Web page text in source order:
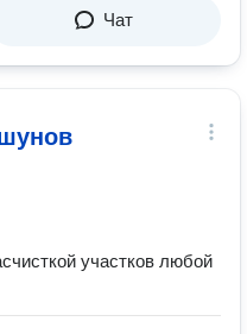
Чат
участков любой